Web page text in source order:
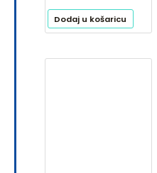
Dodaj u košaricu